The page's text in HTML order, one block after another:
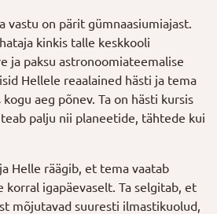
vastu on pärit gümnaasiumiajast.
kinkis talle keskkooli
ja paksu astronoomiateemalise
Hellele reaalained hästi ja tema
aeg põnev. Ta on hästi kursis
palju nii planeetide, tähtede kui
Helle räägib, et tema vaatab
korral igapäevaselt. Ta selgitab, et
mõjutavad suuresti ilmastikuolud,